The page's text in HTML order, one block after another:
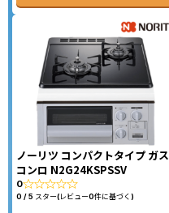
ノーリツ コンパクトタイプ ガス
コンロ N2G24KSPSSV
0
0 / 5 スター(レビュー0件に基づく)